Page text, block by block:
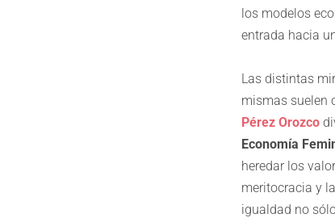
los modelos
entrada hacia
Las distintas
mismas suelen
Pérez Orozco
Economía
heredar los
meritocracia y
igualdad no